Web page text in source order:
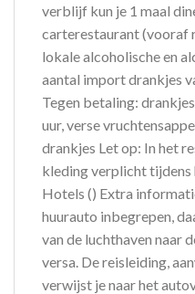
verblijf kun je 1 maal
carterestaurant (vooraf
lokale alcoholische en
aantal import drankjes
Tegen betaling:
uur, verse
drankjes Let op: In het
kleding verplicht
Hotels () Extra
huurauto inbegrepen,
van de luchthaven naar
versa. De reisleiding,
verwijst je naar het